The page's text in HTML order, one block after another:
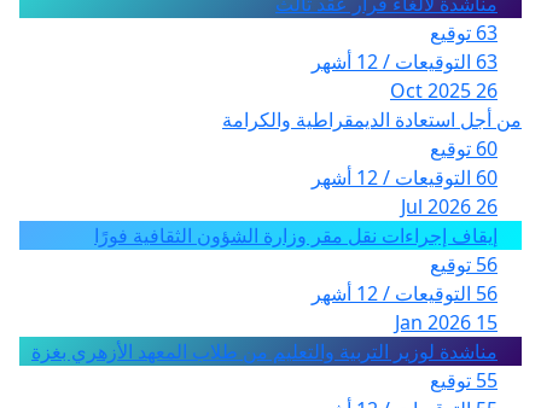
63 توقيع
63 التوقيعات / 12 أشهر
26 Oct 2025
من أجل استعادة الديمقراطية والكرامة
60 توقيع
60 التوقيعات / 12 أشهر
26 Jul 2026
إيقاف إجراءات نقل مقر وزارة الشؤون الثقافية فورًا
56 توقيع
56 التوقيعات / 12 أشهر
15 Jan 2026
مناشدة لوزير التربية والتعليم من طلاب المعهد الأزهري بغزة
55 توقيع